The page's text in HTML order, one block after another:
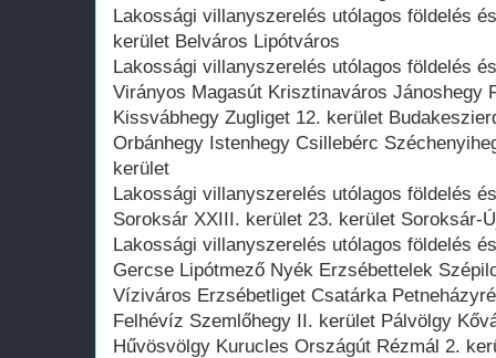
Lakossági villanyszerelés utólagos földelés
kerület Belváros Lipótváros
Lakossági villanyszerelés utólagos földelés
Virányos Magasút Krisztinaváros Jánoshegy
Kissvábhegy Zugliget 12. kerület
Orbánhegy Istenhegy Csillebérc
kerület
Lakossági villanyszerelés utólagos földelés
Soroksár XXIII. kerület 23. kerület Soroksár-
Lakossági villanyszerelés utólagos földelés
Gercse Lipótmező Nyék Erzsébettelek
Víziváros Erzsébetliget Csatárka
Felhévíz Szemlőhegy II. kerület Pálvölgy
Hűvösvölgy Kurucles Országút Rézmál 2.